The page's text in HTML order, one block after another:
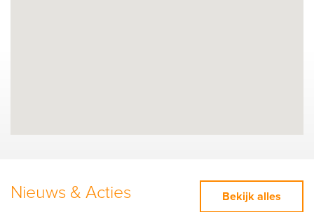
Nieuws & Acties Bekijk alles